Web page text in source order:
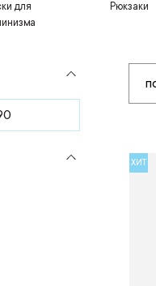
для
Рюкзаки
ХИТ